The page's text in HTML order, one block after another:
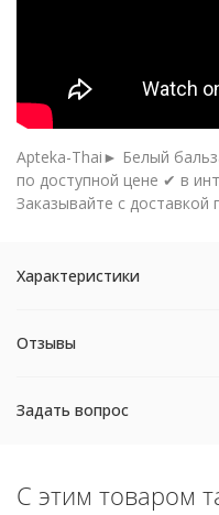
Apteka-Thai► Белый
по доступной цене ✔ в
Заказывайте с доставкой
Характеристики
Отзывы
Задать вопрос
С этим товаром